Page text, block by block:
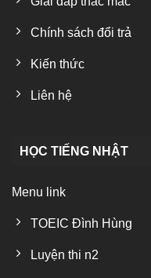
Chính sách đổi trả
Kiến thức
Liên hệ
HỌC TIẾNG NHẬT
Menu link
TOEIC Đình Hùng
Luyện thi n2